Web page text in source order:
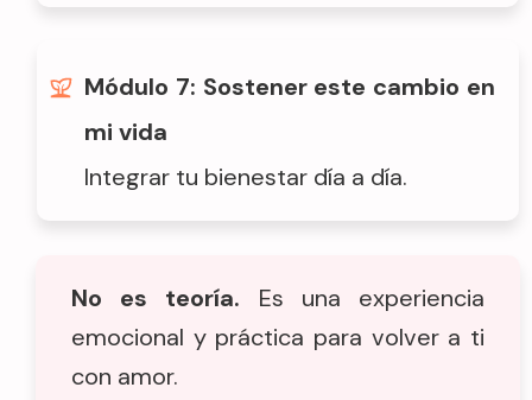
Módulo 7: Sostener este cambio en
mi vida
Integrar tu bienestar día a día.
No es teoría. Es una experiencia
emocional y práctica para volver a ti
con amor.